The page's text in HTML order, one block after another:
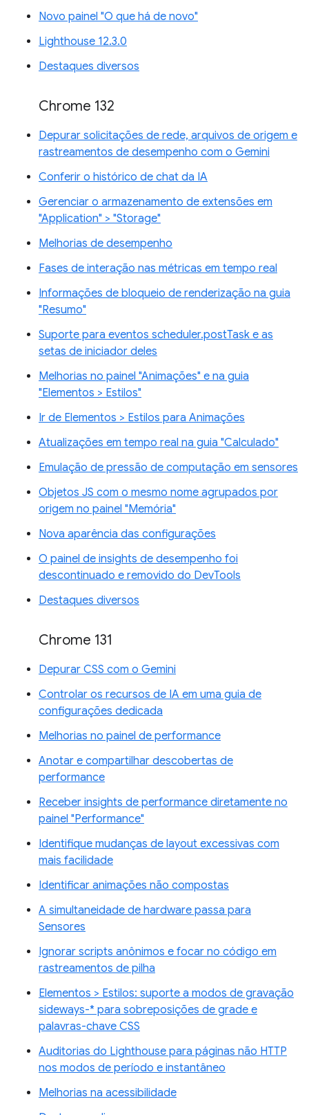
Novo painel "O que há de novo"
Lighthouse 12.3.0
Destaques diversos
Chrome 132
Depurar solicitações de rede, arquivos de origem e
rastreamentos de desempenho com o Gemini
Conferir o histórico de chat da IA
Gerenciar o armazenamento de extensões em
"Application" > "Storage"
Melhorias de desempenho
Fases de interação nas métricas em tempo real
Informações de bloqueio de renderização na guia
"Resumo"
Suporte para eventos scheduler.postTask e as
setas de iniciador deles
Melhorias no painel "Animações" e na guia
"Elementos > Estilos"
Ir de Elementos > Estilos para Animações
Atualizações em tempo real na guia "Calculado"
Emulação de pressão de computação em sensores
Objetos JS com o mesmo nome agrupados por
origem no painel "Memória"
Nova aparência das configurações
O painel de insights de desempenho foi
descontinuado e removido do DevTools
Destaques diversos
Chrome 131
Depurar CSS com o Gemini
Controlar os recursos de IA em uma guia de
configurações dedicada
Melhorias no painel de performance
Anotar e compartilhar descobertas de
performance
Receber insights de performance diretamente no
painel "Performance"
Identifique mudanças de layout excessivas com
mais facilidade
Identificar animações não compostas
A simultaneidade de hardware passa para
Sensores
Ignorar scripts anônimos e focar no código em
rastreamentos de pilha
Elementos > Estilos: suporte a modos de gravação
sideways-* para sobreposições de grade e
palavras-chave CSS
Auditorias do Lighthouse para páginas não HTTP
nos modos de período e instantâneo
Melhorias na acessibilidade